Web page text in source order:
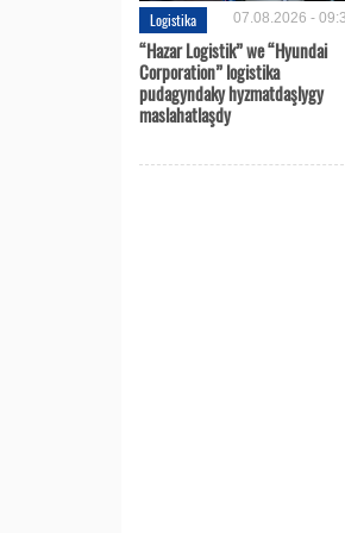
Logistika 07.08.2026 -
“Hazar Logistik” we “Hyundai
Corporation” logistika
pudagyndaky hyzmatdaşlygy
maslahatlaşdy